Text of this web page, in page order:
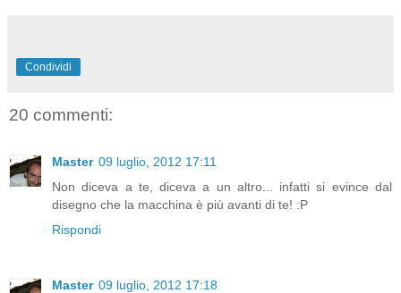
Condividi
20 commenti:
Master 09 luglio, 2012 17:11
Non diceva a te, diceva a un altro... infatti si evince dal
disegno che la macchina è più avanti di te! :P
Rispondi
Master 09 luglio, 2012 17:18